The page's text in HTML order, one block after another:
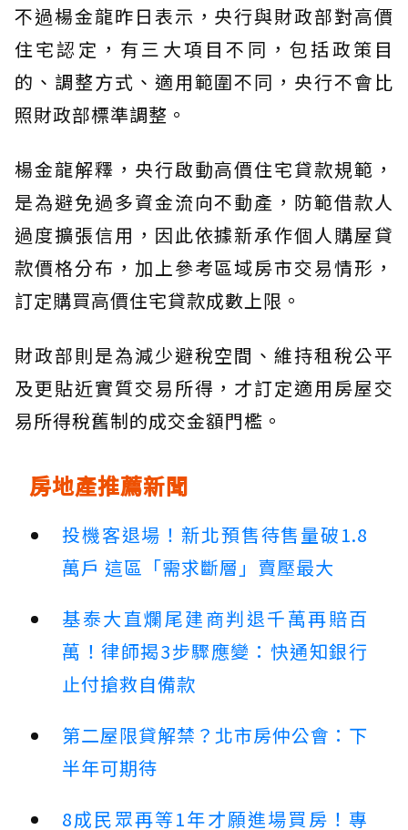
不過楊金龍昨日表示，央行與財政部對高價
住宅認定，有三大項目不同，包括政策目
的、調整方式、適用範圍不同，央行不會比
照財政部標準調整。
楊金龍解釋，央行啟動高價住宅貸款規範，
是為避免過多資金流向不動產，防範借款人
過度擴張信用，因此依據新承作個人購屋貸
款價格分布，加上參考區域房市交易情形，
訂定購買高價住宅貸款成數上限。
財政部則是為減少避稅空間、維持租稅公平
及更貼近實質交易所得，才訂定適用房屋交
易所得稅舊制的成交金額門檻。
房地產推薦新聞
投機客退場！新北預售待售量破1.8
萬戶 這區「需求斷層」賣壓最大
基泰大直爛尾建商判退千萬再賠百
萬！律師揭3步驟應變：快通知銀行
止付搶救自備款
第二屋限貸解禁？北市房仲公會：下
半年可期待
8成民眾再等1年才願進場買房！專